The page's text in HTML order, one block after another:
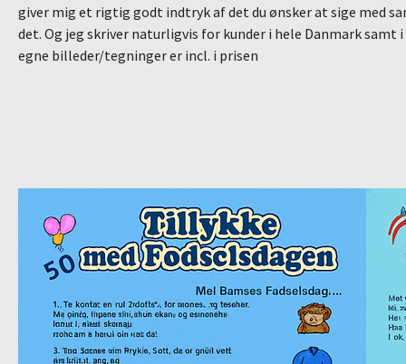
giver mig et rigtig godt indtryk af det du ønsker at sige med
det. Og jeg skriver naturligvis for kunder i hele Danmark
egne billeder/tegninger er incl. i prisen